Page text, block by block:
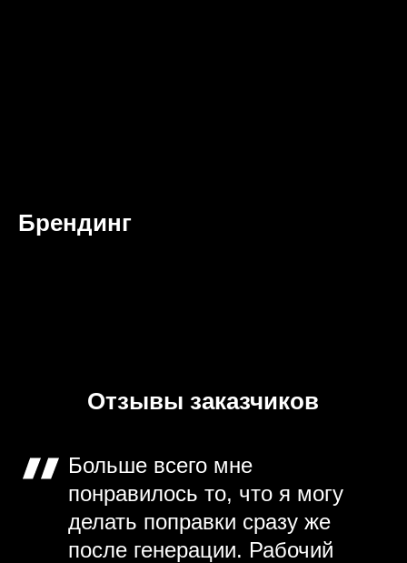
Брендинг
Отзывы заказчиков
Больше всего мне
понравилось то, что я могу
делать поправки сразу же
после генерации. Рабочий